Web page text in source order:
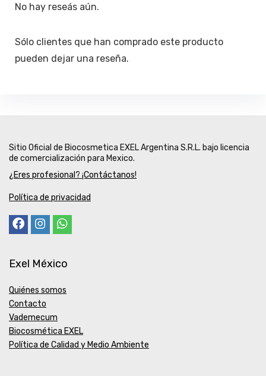
No hay reseás aún.
Sólo clientes que han comprado este producto
pueden dejar una reseña.
Sitio Oficial de Biocosmetica EXEL Argentina S.R.L. bajo licencia
de comercialización para Mexico.
¿Eres profesional? ¡Contáctanos!
Política de privacidad
Exel México
Quiénes somos
Contacto
Vademecum
Biocosmética EXEL
Política de Calidad y Medio Ambiente